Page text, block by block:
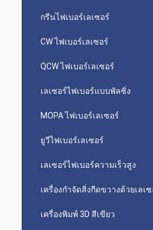
กรีนไฟเบอร์เลเซอร์
CW ไฟเบอร์เลเซอร์
QCW ไฟเบอร์เลเซอร์
เลเซอร์ไฟเบอร์แบบพัลซิ่ง
MOPA ไฟเบอร์เลเซอร์
ยูวีไฟเบอร์เลเซอร์
เลเซอร์ไฟเบอร์ความเร็วสูง
เครื่องกำจัดสิ่งกีดขวางด้วยเลเซ
เครื่องพิมพ์ 3D สีเขียว